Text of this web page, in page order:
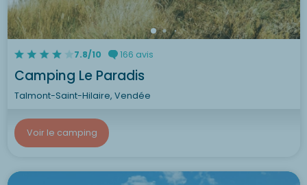
7.8/10 166 avis
Camping Le Paradis
Talmont-Saint-Hilaire, Vendée
Voir le camping